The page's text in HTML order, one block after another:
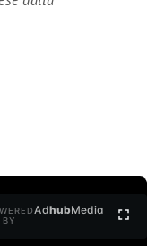
BY
AdhubMedia